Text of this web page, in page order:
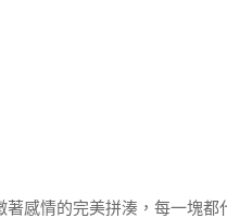
感情的完美拼湊，每一塊都